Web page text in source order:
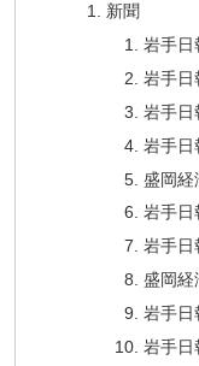
新聞
岩手日
岩手日
岩手日
岩手日
盛岡経
岩手日
岩手日
盛岡経
岩手日
岩手日